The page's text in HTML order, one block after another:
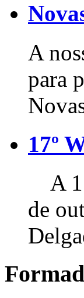
A
para
17º
A
de